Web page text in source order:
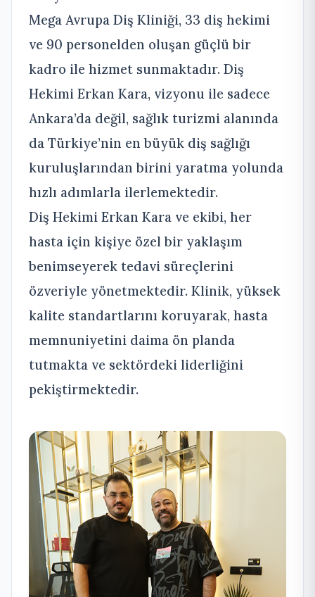
Mega Avrupa Diş Kliniği, 33 diş hekimi
ve 90 personelden oluşan güçlü bir
kadro ile hizmet sunmaktadır. Diş
Hekimi Erkan Kara, vizyonu ile sadece
Ankara’da değil, sağlık turizmi alanında
da Türkiye’nin en büyük diş sağlığı
kuruluşlarından birini yaratma yolunda
hızlı adımlarla ilerlemektedir.
Diş Hekimi Erkan Kara ve ekibi, her
hasta için kişiye özel bir yaklaşım
benimseyerek tedavi süreçlerini
özveriyle yönetmektedir. Klinik, yüksek
kalite standartlarını koruyarak, hasta
memnuniyetini daima ön planda
tutmakta ve sektördeki liderliğini
pekiştirmektedir.